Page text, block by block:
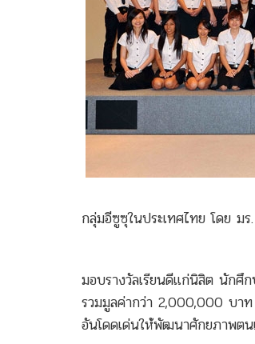
กลุ่มอีซูซุในประเทศไทย โดย ม
มอบรางวัลเรียนดีแก่นิสิต นักศึ
รวมมูลค่ากว่า 2,000,000 บาท
อันโดดเด่นให้พัฒนาศักยภาพตน